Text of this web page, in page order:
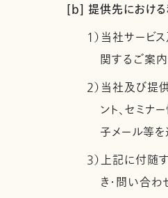
[b] 提供先におけ
1）当社サービ
関するご案
2）当社及び提
ント、セミナ
子メール等
3）上記に付随
き・問い合